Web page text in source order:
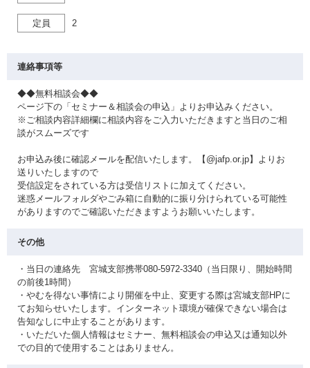
定員 2
連絡事項等
◆◆無料相談会◆◆
ページ下の「セミナー＆相談会の申込」よりお申込みください。
※ご相談内容詳細欄に相談内容をご入力いただきますと当日のご相
談がスムーズです
お申込み後に確認メールを配信いたします。【@jafp.or.jp】よりお
送りいたしますので
受信設定をされている方は受信リストに加えてください。
迷惑メールフォルダやごみ箱に自動的に振り分けられている可能性
がありますのでご確認いただきますようお願いいたします。
その他
・当日の連絡先 宮城支部携帯080-5972-3340（当日限り、開始時間
の前後1時間）
・やむを得ない事情により開催を中止、変更する際は宮城支部HPに
てお知らせいたします。インターネット環境が確保できない場合は
告知なしに中止することがあります。
・いただいた個人情報はセミナー、無料相談会の申込又は通知以外
での目的で使用することはありません。